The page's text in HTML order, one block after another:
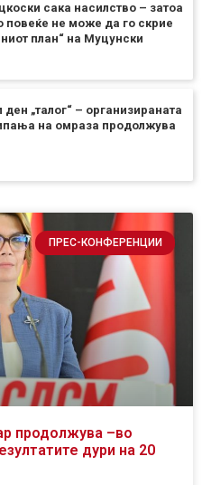
сака насилство – затоа
повеќе не може да го скрие
план“ на Муцунски
ден „талог“ – организираната
на омраза продолжува
ПРЕС-КОНФЕРЕНЦИИ
продолжува –во
дури на 20